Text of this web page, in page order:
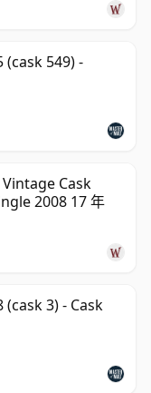
(cask 549) -
Cask
2008 17 年
(cask 3) - Cask